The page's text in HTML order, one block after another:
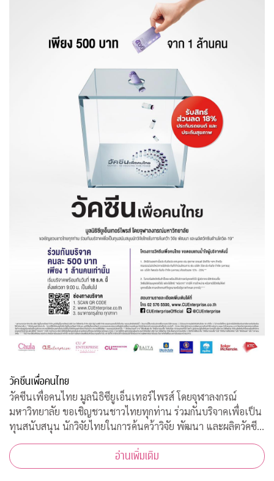
วัคซีนเพื่อคนไทย
วัคซีนเพื่อคนไทย มูลนิธิซียูเอ็นเทอร์ไพรส์ โดยจุฬาลงกรณ์
มหาวิทยาลัย ขอเชิญชวนชาวไทยทุกท่าน ร่วมกันบริจาคเพื่อเป็น
ทุนสนับสนุน นักวิจัยไทยในการค้นคว้าวิจัย พัฒนา และผลิตวัคซีน
ต้านโควิด-19*
อ่านเพิ่มเติม